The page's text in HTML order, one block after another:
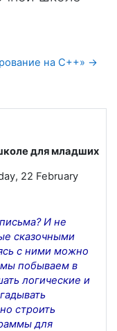
на C++» →
для младших
22 February
И не
сказочными
с ними можно
мы побываем в
логические и
строить
для